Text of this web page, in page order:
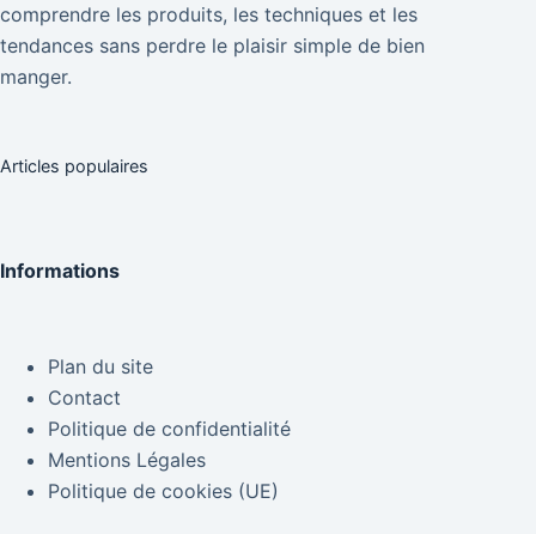
comprendre les produits, les techniques et les
tendances sans perdre le plaisir simple de bien
manger.
Articles populaires
Informations
Plan du site
Contact
Politique de confidentialité
Mentions Légales
Politique de cookies (UE)